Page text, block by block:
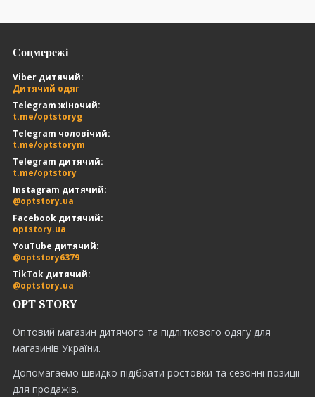
OPT STORY
Оптовий магазин дитячого та підліткового одягу для
магазинів України.
Допомагаємо швидко підібрати ростовки та сезонні позиції
для продажів.
Соцмережі
Viber дитячий:
Дитячий одяг
Telegram жіночий:
t.me/optstoryg
Telegram чоловічий:
t.me/optstorym
Telegram дитячий:
t.me/optstory
Instagram дитячий:
@optstory.ua
Facebook дитячий:
optstory.ua
YouTube дитячий:
@optstory6379
TikTok дитячий:
@optstory.ua